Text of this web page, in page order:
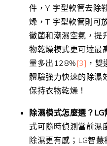
件，Y 字型軟管去除
燥，T 字型軟管則可
黴菌和潮濕空氣，提
物乾燥模式更可達最
量多出128% [3] ，
體驗強力快速的除濕
保持衣物乾燥！
除濕模式怎麼選？ LG
式可隨時偵測當前濕
除濕更有感；LG智